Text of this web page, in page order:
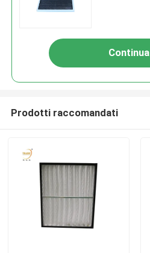
Continua
Prodotti raccomandati